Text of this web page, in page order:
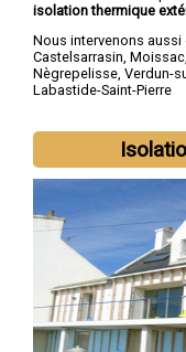
isolation thermique
Nous intervenons
Castelsarrasin, Moissac,
Nègrepelisse, Verdun-
Labastide-Saint-Pierre